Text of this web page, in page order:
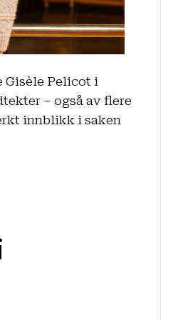
Gisèle Pelicot i
– også av flere
innblikk i saken